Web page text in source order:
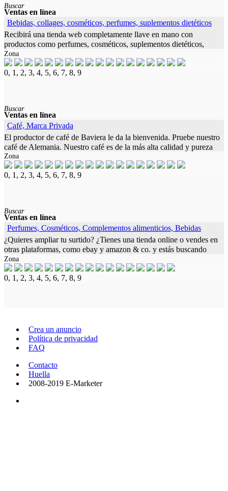
Buscar
Ventas en línea
Bebidas, collages, cosméticos, perfumes, suplementos dietéticos
Recibirá una tienda web completamente llave en mano con
productos como perfumes, cosméticos, suplementos dietéticos,
bebidas, colágeno, productos para adelgazar y otros productos
(Made in Germany).
Zona
0, 1, 2, 3, 4, 5, 6, 7, 8, 9
Buscar
Ventas en línea
Café, Marca Privada
El productor de café de Baviera le da la bienvenida. Pruebe nuestro
café de Alemania. Nuestro café es de la más alta calidad y pureza
de sabor gracias al uso de tecnología especial y tostadores
Zona
0, 1, 2, 3, 4, 5, 6, 7, 8, 9
Buscar
Ventas en línea
Perfumes, Cosméticos, Complementos alimenticios, Bebidas
¿Quieres ampliar tu surtido? ¿Tienes una tienda online o vendes en
otras plataformas, como ebay y amazon & co. y estás buscando
nuevos productos? Perfecto. Porque estamos buscando socios de
ventas
Zona
0, 1, 2, 3, 4, 5, 6, 7, 8, 9
Crea un anuncio
Política de privacidad
FAQ
Contacto
Huella
2008-2019 E-Marketer